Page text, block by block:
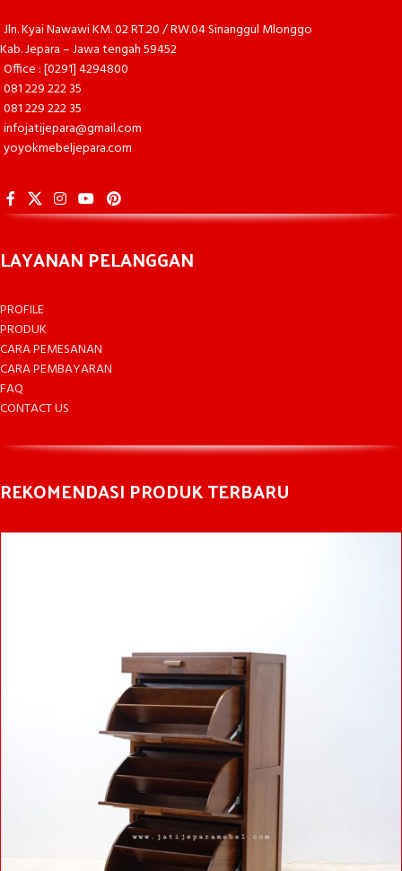
Jln. Kyai Nawawi KM. 02 RT.20 / RW.04 Sinanggul Mlonggo
Kab. Jepara – Jawa tengah 59452
Office : [0291] 4294800
081 229 222 35
081 229 222 35
infojatijepara@gmail.com
yoyokmebeljepara.com
LAYANAN PELANGGAN
PROFILE
PRODUK
CARA PEMESANAN
CARA PEMBAYARAN
FAQ
CONTACT US
REKOMENDASI PRODUK TERBARU